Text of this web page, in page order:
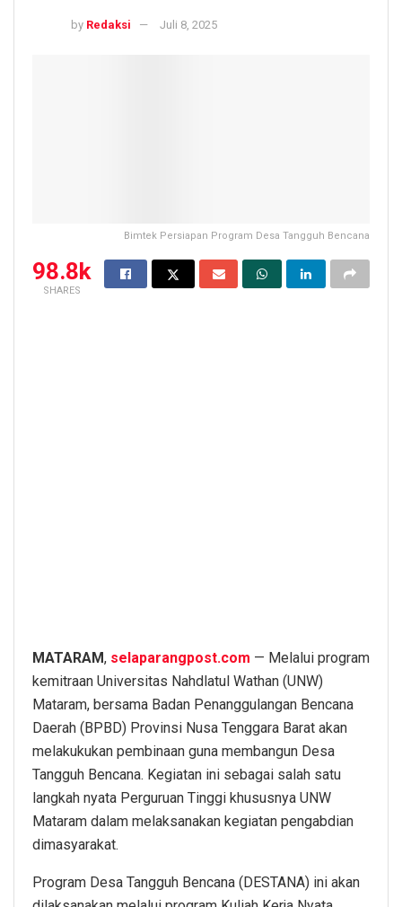
by Redaksi Juli 8, 2025
Bimtek Persiapan Program Desa Tangguh Bencana
98.8k
SHARES
MATARAM, selaparangpost.com — Melalui program
kemitraan Universitas Nahdlatul Wathan (UNW)
Mataram, bersama Badan Penanggulangan Bencana
Daerah (BPBD) Provinsi Nusa Tenggara Barat akan
melakukukan pembinaan guna membangun Desa
Tangguh Bencana. Kegiatan ini sebagai salah satu
langkah nyata Perguruan Tinggi khususnya UNW
Mataram dalam melaksanakan kegiatan pengabdian
dimasyarakat.
Program Desa Tangguh Bencana (DESTANA) ini akan